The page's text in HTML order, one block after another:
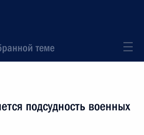
теме
подсудность военных